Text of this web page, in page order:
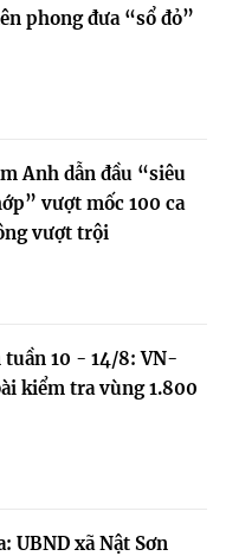
phong đưa “sổ đỏ”
Anh dẫn đầu “siêu
vượt mốc 100 ca
vượt trội
tuần 10 - 14/8: VN-
kiểm tra vùng 1.800
UBND xã Nật Sơn